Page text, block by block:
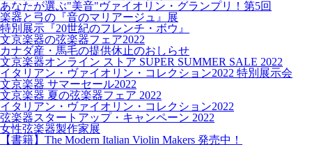
あなたが選ぶ"美音"ヴァイオリン・グランプリ！第5回
楽器と弓の『音のマリアージュ』展
特別展示『20世紀のフレンチ・ボウ』
文京楽器の弦楽器フェア2022
カナダ産・馬毛の提供休止のおしらせ
文京楽器オンライン ストア SUPER SUMMER SALE 2022
イタリアン・ヴァイオリン・コレクション2022 特別展示会
文京楽器 サマーセール2022
文京楽器 夏の弦楽器フェア 2022
イタリアン・ヴァイオリン・コレクション2022
弦楽器スタートアップ・キャンペーン 2022
女性弦楽器製作家展
【書籍】The Modern Italian Violin Makers 発売中！